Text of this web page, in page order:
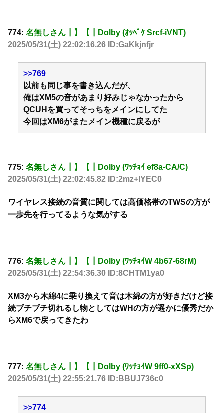
774: 名無しさん┃】【┃Dolby (ｵｯﾍﾟｹ Srcf-iVNT)
2025/05/31(土) 22:02:16.26 ID:GaKkjnfjr
>>769
以前も同じ事を書き込んだが、
俺はXM5の音があまり好みじゃなかったから
QCUHを買ってそっちをメインにしてた
今回はXM6がまたメイン機種に戻るが
775: 名無しさん┃】【┃Dolby (ﾜｯﾁｮｲ ef8a-CA/C)
2025/05/31(土) 22:02:45.82 ID:2mz+IYEC0
ワイヤレス接続の音質に関しては高価格帯のTWSの方が
一歩先を行ってるような気がする
776: 名無しさん┃】【┃Dolby (ﾜｯﾁｮｲW 4b67-68rM)
2025/05/31(土) 22:54:36.30 ID:8CHTM1ya0
XM3から木綿4に乗り換えて音は木綿の方が好きだけど接
続ブチブチ切れるし物としてはWHの方が遥かに優秀だか
らXM6で戻ってきたわ
777: 名無しさん┃】【┃Dolby (ﾜｯﾁｮｲW 9ff0-xXSp)
2025/05/31(土) 22:55:21.76 ID:BBUJ736c0
>>774